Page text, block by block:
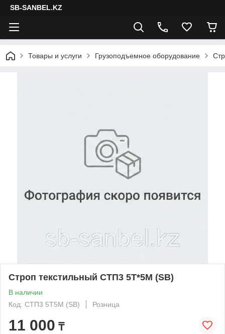
SB-SANBEL.KZ
Товары и услуги Грузоподъемное оборудование
Строп текстильный СТП3 5Т*5М (SB)
В наличии
Код: СТП3 5Т5М (SB)
Розница
11 000 ₸